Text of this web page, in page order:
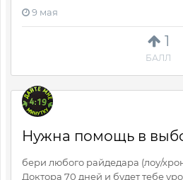
1
БАЛЛ
9 мая
Нужна помощь в
бери любого райдедара (лоу/
Доктора 70 дней и будет тебе